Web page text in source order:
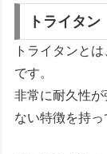
トライタン
トライタンと
です。
非常に耐久性
ない特徴を持っ